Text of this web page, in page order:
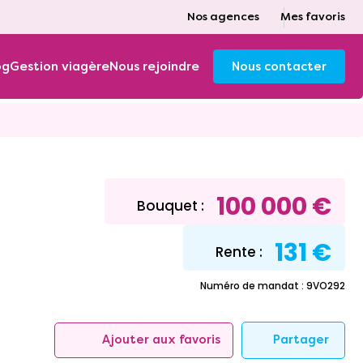
Nos agences Mes favoris
Gestion viagèreNous rejoindre Nous contacter
Bouquet : 100 000 €
Rente : 131 €
Numéro de mandat : 9VO292
Ajouter aux favoris Partager